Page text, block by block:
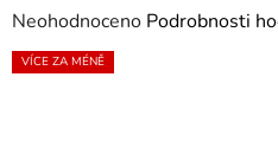
Průměrné
hodnocení
Neohodnoceno Podrobnosti
VÍCE ZA MÉNĚ